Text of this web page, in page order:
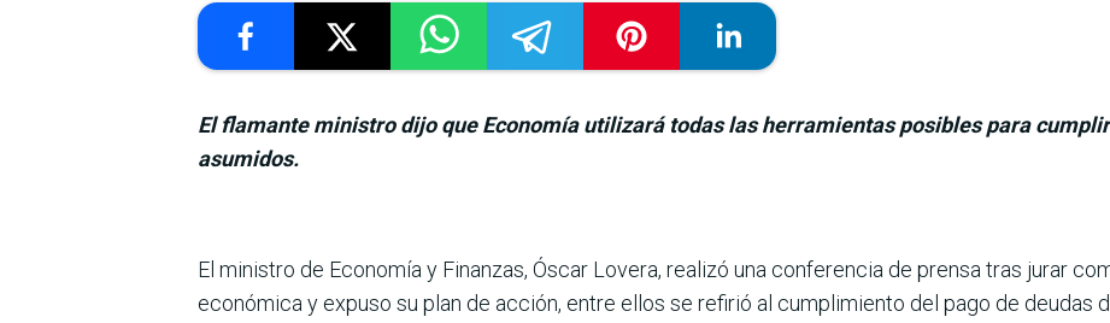
El flamante ministro dijo que Economía utilizará todas las herramientas posibles para
asumidos.
El ministro de Eco­nomía y Finanzas, Óscar Lovera, rea­lizó una conferencia de prensa tras jurar
económica y expuso su plan de acción, entre ellos se refirió al cumplimiento del pago de deudas